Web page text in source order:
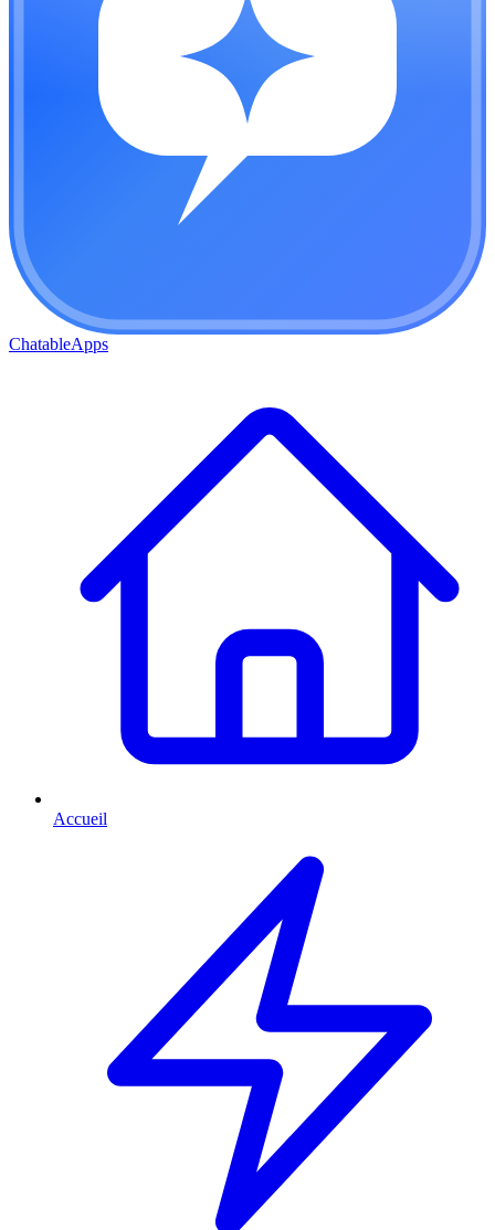
ChatableApps
Accueil